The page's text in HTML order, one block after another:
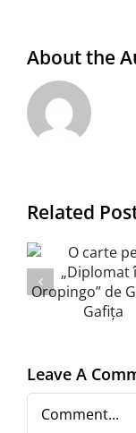
About the
Related
Leave A